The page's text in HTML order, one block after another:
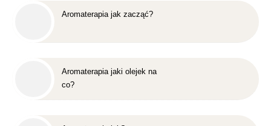
Aromaterapia jak zacząć?
Aromaterapia jaki olejek na
co?